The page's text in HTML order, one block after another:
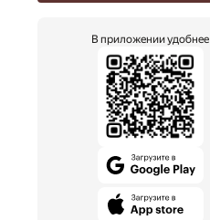
В приложении удобнее